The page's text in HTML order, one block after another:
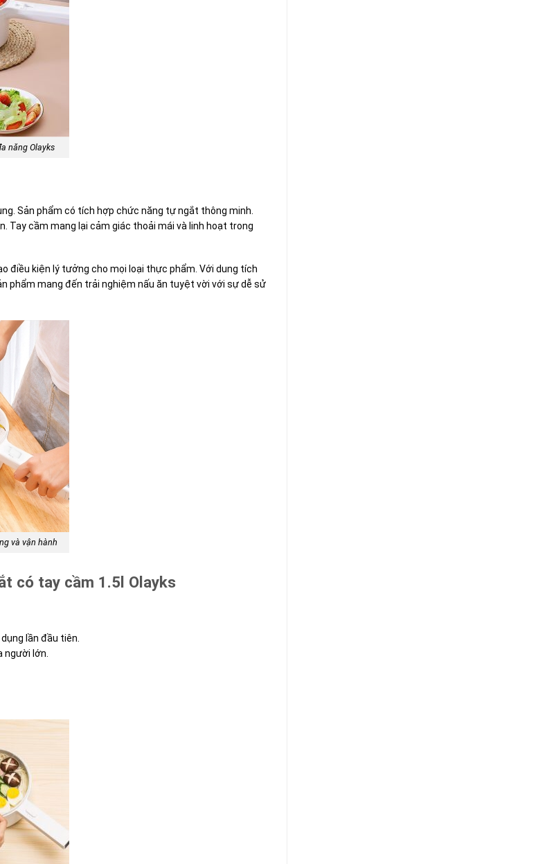
năng Olayks
Sản phẩm có tích hợp chức năng tự ngắt thông minh.
Tay cầm mang lại cảm giác thoải mái và linh hoạt trong
điều kiện lý tưởng cho mọi loại thực phẩm. Với dung tích
phẩm mang đến trải nghiệm nấu ăn tuyệt vời với sự dễ sử
và vận hành
có tay cầm 1.5l Olayks
lần đầu tiên.
người lớn.